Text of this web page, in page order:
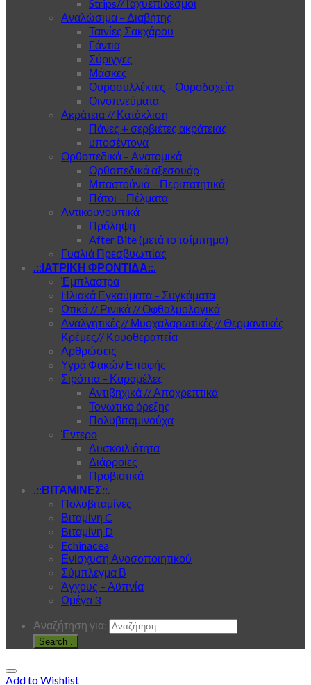
Strips//Ταχυεπίδεσμοι
Αναλώσιμα – Διαβήτης
Ταινίες Σακχάρου
Γάντια
Σύριγγες
Μάσκες
Ουροσυλλέκτες – Ουροδοχεία
Οινοπνεύματα
Ακράτεια // Κατάκλιση
Πάνες + σερβιέτες ακράτειας
υποσέντονα
Ορθοπεδικά – Ανατομικά
Ορθοπεδικά αξεσουάρ
Μπαστούνια – Περιπατητικά
Πάτοι – Πέλματα
Αντικουνουπικά
Πρόληψη
After Bite (μετά το τσίμπημα)
Γυαλιά Πρεσβυωπίας
.::ΙΑΤΡΙΚΗ ΦΡΟΝΤΙΔΑ::.
Έμπλαστρα
Ηλιακά Εγκαύματα – Συγκάματα
Ωτικά // Ρινικά // Οφθαλμολογικά
Αναλγητικές// Μυοχαλαρωτικές// Θερμαντικές
Κρέμες// Κρυοθεραπεία
Αρθρώσεις
Υγρά Φακών Επαφής
Σιρόπια – Καραμέλες
Αντιβηχικά // Αποχρεπτικά
Τονωτικό όρεξης
Πολυβιταμινούχα
Έντερο
Δυσκοιλιότητα
Διάρροιες
Προβιοτικά
.::ΒΙΤΑΜΙΝΕΣ::.
Πολυβιταμίνες
Βιταμίνη C
Bιταμίνη D
Echinacea
Ενίσχυση Ανοσοποιητικού
Σύμπλεγμα Β
Άγχους – Αϋπνία
Ωμέγα 3
Αναζήτηση για:
.
Add to Wishlist